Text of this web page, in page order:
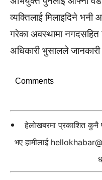
व्यक्तिलाई मिलाइदिने भनी
गरेका अवस्थामा नगदसहित
अधिकारी भुसालले जानकारी
Comments
हेलोखबरमा प्रकाशित कुनै
भए हामीलाई